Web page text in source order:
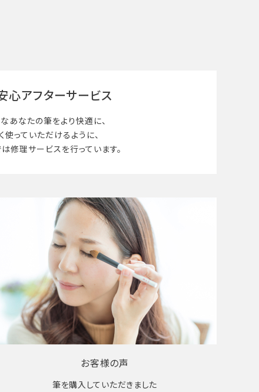
心アフターサービス
あなたの筆をより快適に、
使って いただけるように、
修理サービスを行っています。
お客様の声
筆を購入していただきました